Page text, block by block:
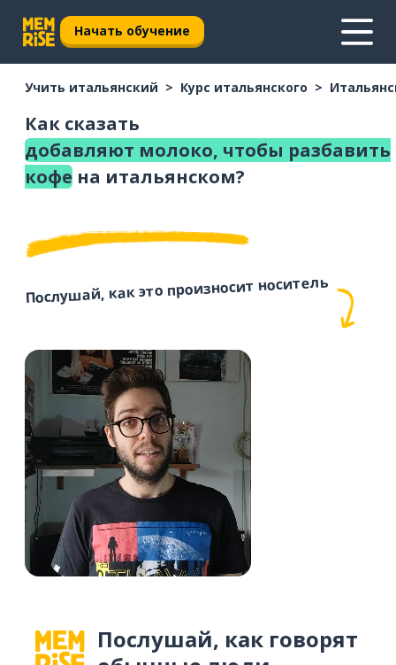
Начать обучение
Учить итальянский Курс итальянского
Как сказать
добавляют молоко, чтобы разбавить
кофе на итальянском?
Послушай, как это произносит носитель
Послушай, как говорят